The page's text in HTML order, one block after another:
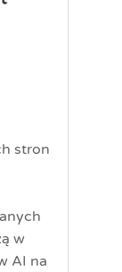
stron
w
AI na